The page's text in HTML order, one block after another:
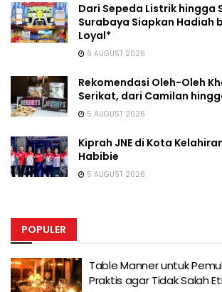
Dari Sepeda Listrik hingga
Surabaya Siapkan Hadiah
Loyal*
6 AUGUST 2026
Rekomendasi Oleh-Oleh
Serikat, dari Camilan
5 AUGUST 2026
Kiprah JNE di Kota
Habibie
5 AUGUST 2026
POPULER
Table Manner untuk
Praktis agar Tidak Salah